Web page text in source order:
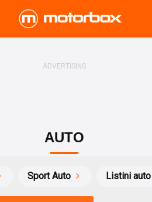
AUTO
Sport Auto Listini auto